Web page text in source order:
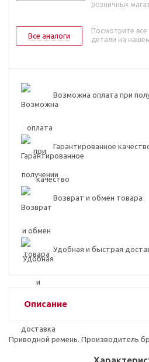
розничных
Все аналоги
Посмотрите
детали на
Возможна оплата при
Гарантированное
Возврат и обмен товара
Удобная и быстрая
Описание
Приводной ремень. Производитель